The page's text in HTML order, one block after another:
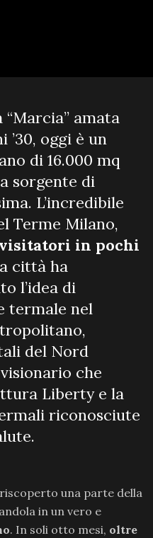
“Marcia” amata
’30, oggi è un
di 16.000 mq
sorgente di
L’incredibile
Terme Milano,
in pochi
città ha
l’idea di
termale nel
del Nord
che
Liberty e la
riconosciute
una parte della
in un vero e
. In soli otto mesi, oltre